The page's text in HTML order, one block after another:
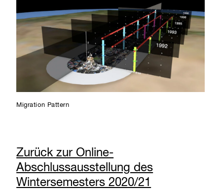
Migration Pattern
Zurück zur Online-
Abschlussausstellung des
Wintersemesters 2020/21